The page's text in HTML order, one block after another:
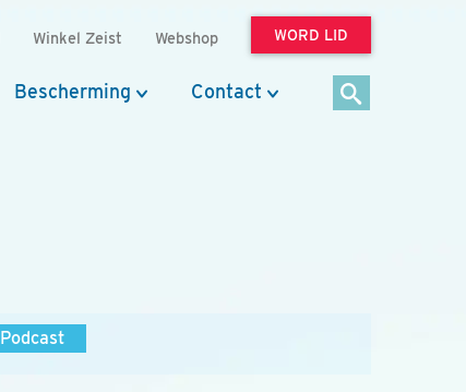
Winkel Zeist Webshop WORD LID
Bescherming Contact
Podcast